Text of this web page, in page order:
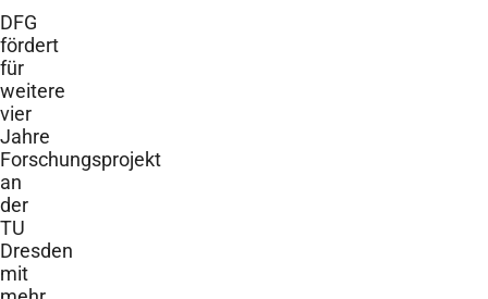
DFG
fördert
für
weitere
vier
Jahre
Forschungsprojekt
an
der
TU
Dresden
mit